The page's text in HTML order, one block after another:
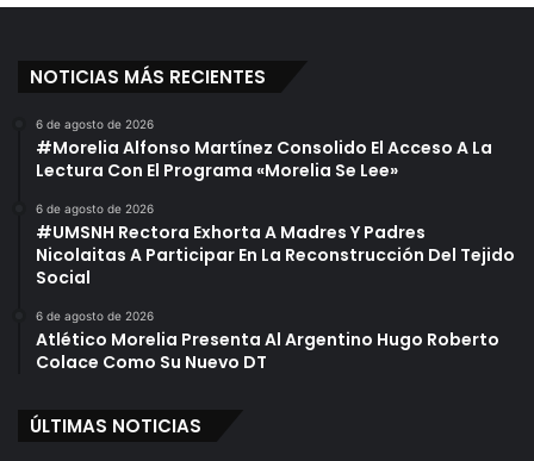
NOTICIAS MÁS RECIENTES
6 de agosto de 2026
#Morelia Alfonso Martínez Consolido El Acceso A La
Lectura Con El Programa «Morelia Se Lee»
6 de agosto de 2026
#UMSNH Rectora Exhorta A Madres Y Padres
Nicolaitas A Participar En La Reconstrucción Del Tejido
Social
6 de agosto de 2026
Atlético Morelia Presenta Al Argentino Hugo Roberto
Colace Como Su Nuevo DT
ÚLTIMAS NOTICIAS